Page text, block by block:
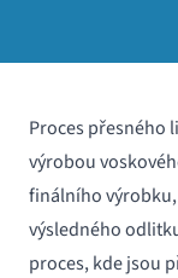
Proces přesného
výrobou
finálního
výsledného
proces, kde jsou